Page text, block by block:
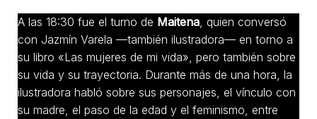
A las 18:30 fue el turno de Maitena , quien conversó
con Jazmín Varela —también ilustradora— en torno a
su libro «Las mujeres de mi vida», pero también sobre
su vida y su trayectoria. Durante más de una hora, la
ilustradora habló sobre sus personajes, el vínculo con
su madre, el paso de la edad y el feminismo, entre